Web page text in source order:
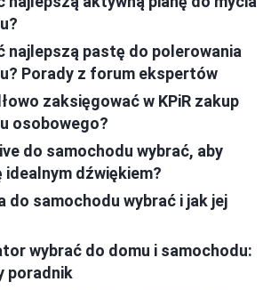
najlepszą pastę do polerowania
Porady z forum ekspertów
zaksięgować w KPiR zakup
osobowego?
do samochodu wybrać, aby
idealnym dźwiękiem?
do samochodu wybrać i jak jej
wybrać do domu i samochodu:
poradnik